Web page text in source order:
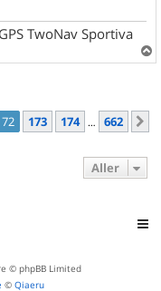
TwoNav Sportiva
a
173 174 … 662
Aller
© phpBB Limited
© Qiaeru